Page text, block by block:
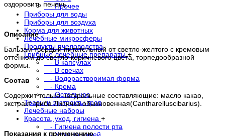
- Прочее
Приборы для воды
Приборы для воздуха
Корма для животных
Лечебные микросферы
Продукты пчеловодства
Грибные лечебные препараты+
- В капсулах
- В свечах
- Водорастворимая форма
- Крема
- Остальное
Травы и экстракты трав
Лечебные наборы
Красота, уход, гигиена +
- Гигиена полости рта
оздоровить печень.
Описание
Бальзам твердый питательный от светло-желтого с кремовым
оттенком до светло-коричневого цвета, торпедообразной
формы.
Состав
Содержит только натуральные составляющие: масло какао,
экстракт гриба Лисичка обыкновенная(Cantharelluscibarius).
Показания к применению